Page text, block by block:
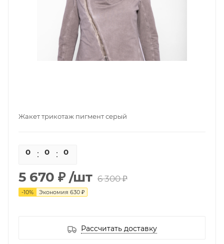
Жакет трикотаж пигмент серый
0 0 0
5 670 ₽ /шт 6 300 ₽
-10% Экономия 630 ₽
Рассчитать доставку